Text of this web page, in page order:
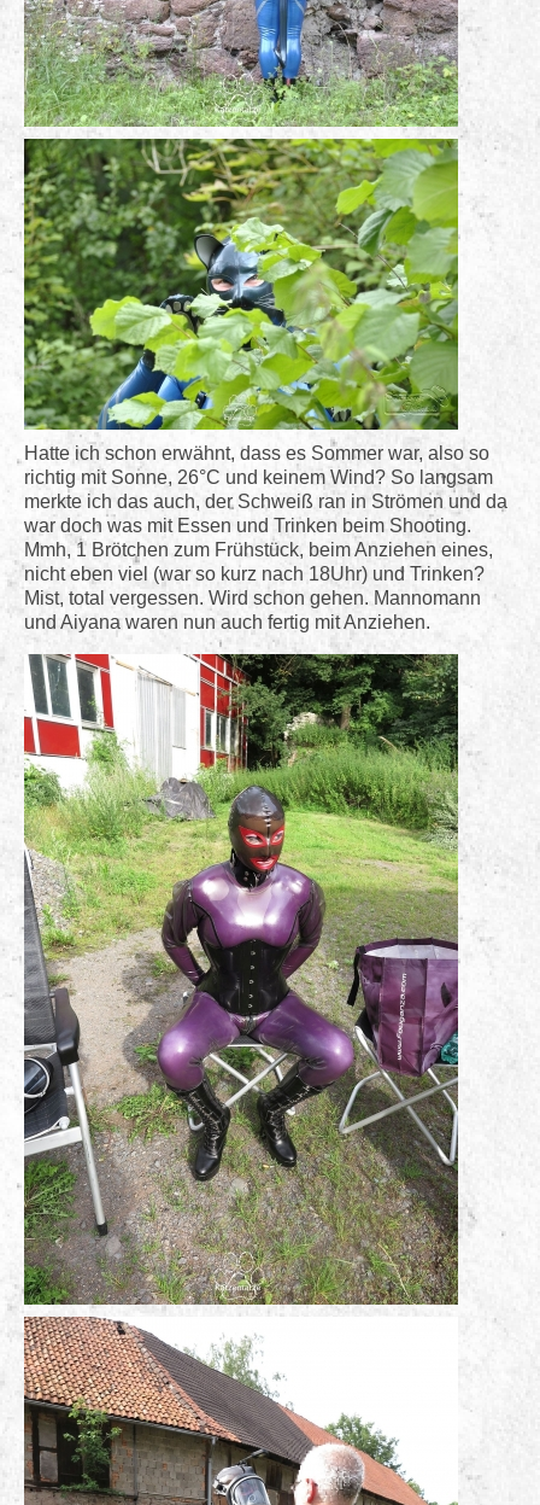
Hatte ich schon erwähnt, dass es Sommer war, also so
richtig mit Sonne, 26°C und keinem Wind? So langsam
merkte ich das auch, der Schweiß ran in Strömen und da
war doch was mit Essen und Trinken beim Shooting.
Mmh, 1 Brötchen zum Frühstück, beim Anziehen eines,
nicht eben viel (war so kurz nach 18Uhr) und Trinken?
Mist, total vergessen. Wird schon gehen. Mannomann
und Aiyana waren nun auch fertig mit Anziehen.